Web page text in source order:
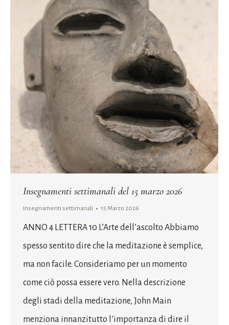
Insegnamenti settimanali del 15 marzo 2026
Insegnamenti settimanali 15 Marzo 2026
ANNO 4 LETTERA 10 L’Arte dell’ascolto Abbiamo
spesso sentito dire che la meditazione è semplice,
ma non facile. Consideriamo per un momento
come ciò possa essere vero. Nella descrizione
degli stadi della meditazione, John Main
menziona innanzitutto l’importanza di dire il